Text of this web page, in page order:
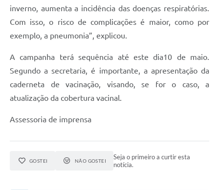
inverno, aumenta a incidência das doenças respiratórias.
Com isso, o risco de complicações é maior, como por
exemplo, a pneumonia”, explicou.
A campanha terá sequência até este dia10 de maio.
Segundo a secretaria, é importante, a apresentação da
caderneta de vacinação, visando, se for o caso, a
atualização da cobertura vacinal.
Assessoria de imprensa
GOSTEI NÃO GOSTEI
Seja o primeiro a curtir esta
notícia.